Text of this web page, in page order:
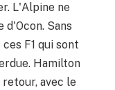
L'Alpine ne
d'Ocon. Sans
F1 qui sont
Hamilton
avec le